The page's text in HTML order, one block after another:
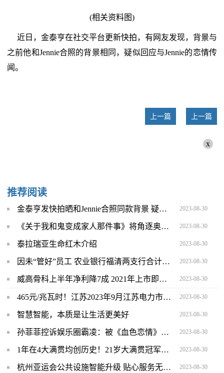
(相关资料图)
近日，金泰亨在社交平台更新快拍，有网友发现，背景与
之前他和Jennie合照的背景相同，疑似回应与Jennie的恋情传
闻。
上一篇 上一篇
x
推荐阅读
金泰亨发快拍晒和Jennie合照同款背景 疑似回应恋情传闻 2023-08-30
《关于我和鬼变成家人那件事》将角逐奥斯卡最佳国际影片 2023-08-30
泰拉瑞亚生命红木介绍 2023-08-30
因未“管好”员工 农业银行福清两支行合计被罚80万元 2023-08-30
威高骨科上半年净利降7成 2021年上市即巅峰募资15亿 2023-08-30
465元/兆瓦时！江苏2023年9月江苏电力市场集中竞价交易结果公布 2023-08-30
智慧智能，本质是让生活更美好 2023-08-30
孙菲菲控诉娱乐圈霸凌：被《血色恋情》导演张汉杰派人殴打 2023-08-30
1年在4大满贯均创历史！21岁大满贯冠军书写纪录，取代郑钦文？ 2023-08-30
杭州亚运会公共设施智能升级 贴心服务无处不在 2023-08-30